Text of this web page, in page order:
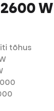
W
tõhus